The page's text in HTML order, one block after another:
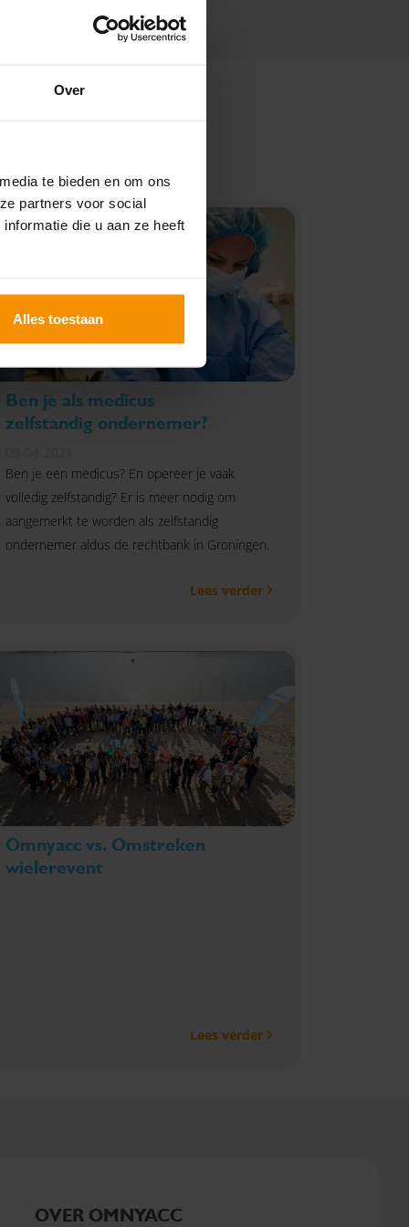
Over
te bieden en om ons
partners voor social
die u aan ze heeft
Alles toestaan
Ben je als medicus
zelfstandig ondernemer?
Ben je een medicus? En opereer je vaak
volledig zelfstandig? Er is meer nodig om
aangemerkt te worden als zelfstandig
ondernemer aldus de rechtbank in Groningen.
Lees verder
Omnyacc vs. Omstreken
wielerevent
Lees verder
OVER OMNYACC